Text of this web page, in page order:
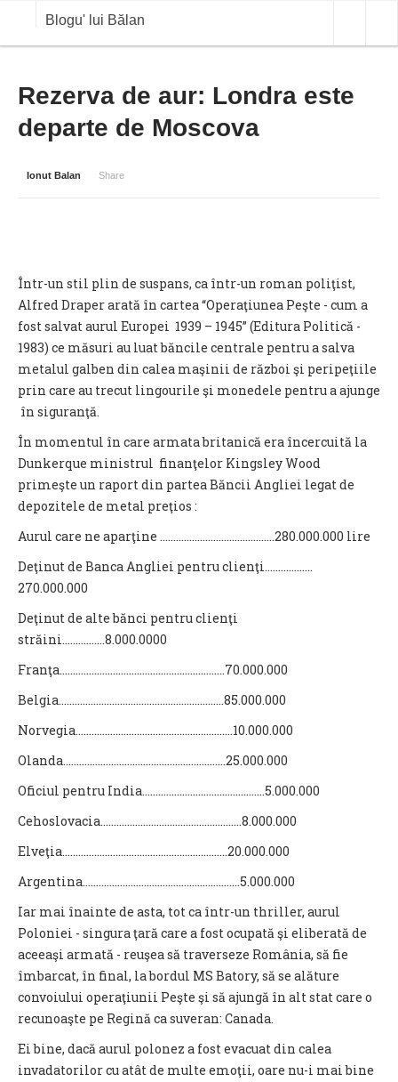
Blogu' lui Bălan
ANALIZE
COTATII BVB
Rezerva de aur: Londra este
departe de Moscova
Ionut Balan Share
Într-un stil plin de suspans, ca într-un roman poliţist,
Alfred Draper arată în cartea “Operaţiunea Peşte - cum a
fost salvat aurul Europei 1939 – 1945” (Editura Politică -
1983) ce măsuri au luat băncile centrale pentru a salva
metalul galben din calea maşinii de război şi peripeţiile
prin care au trecut lingourile şi monedele pentru a ajunge
în siguranţă.
În momentul în care armata britanică era încercuită la
Dunkerque ministrul finanţelor Kingsley Wood
primeşte un raport din partea Băncii Angliei legat de
depozitele de metal preţios :
Aurul care ne aparţine ...........................................280.000.000 lire
Deţinut de Banca Angliei pentru clienţi………………
270.000.000
Deţinut de alte bănci pentru clienţi
străini…………….8.000.0000
Franţa……………………………………………………..70.000.000
Belgia……………………………………………………..85.000.000
Norvegia…………………………………………………..10.000.000
Olanda…………………………………………………….25.000.000
Oficiul pentru India……………………………………….5.000.000
Cehoslovacia……………………………………………..8.000.000
Elveţia……………………………………………………..20.000.000
Argentina…………………………………………………..5.000.000
Iar mai înainte de asta, tot ca într-un thriller, aurul
Poloniei - singura ţară care a fost ocupată şi eliberată de
aceeaşi armată - reuşea să traverseze România, să fie
îmbarcat, în final, la bordul MS Batory, să se alăture
convoiului operaţiunii Peşte şi să ajungă în alt stat care o
recunoaşte pe Regină ca suveran: Canada.
Ei bine, dacă aurul polonez a fost evacuat din calea
invadatorilor cu atât de multe emoţii, oare nu-i mai bine